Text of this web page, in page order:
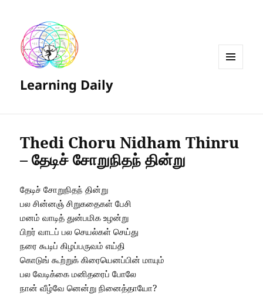
Learning Daily
Thedi Choru Nidham Thinru
– தேடிச் சோறுநிதந் தின்று
தேடிச் சோறுநிதந் தின்று
பல சின்னஞ் சிறுகதைகள் பேசி
மனம் வாடித் துன்பமிக உழன்று
பிறர் வாடப் பல செயல்கள் செய்து
நரை கூடிப் கிழப்பருவம் எய்தி
கொடுங் கூற்றுக் கிரையெனப்பின் மாயும்
பல வேடிக்கை மனிதரைப் போலே
நான் வீழ்வே னென்று நினைத்தாயோ?